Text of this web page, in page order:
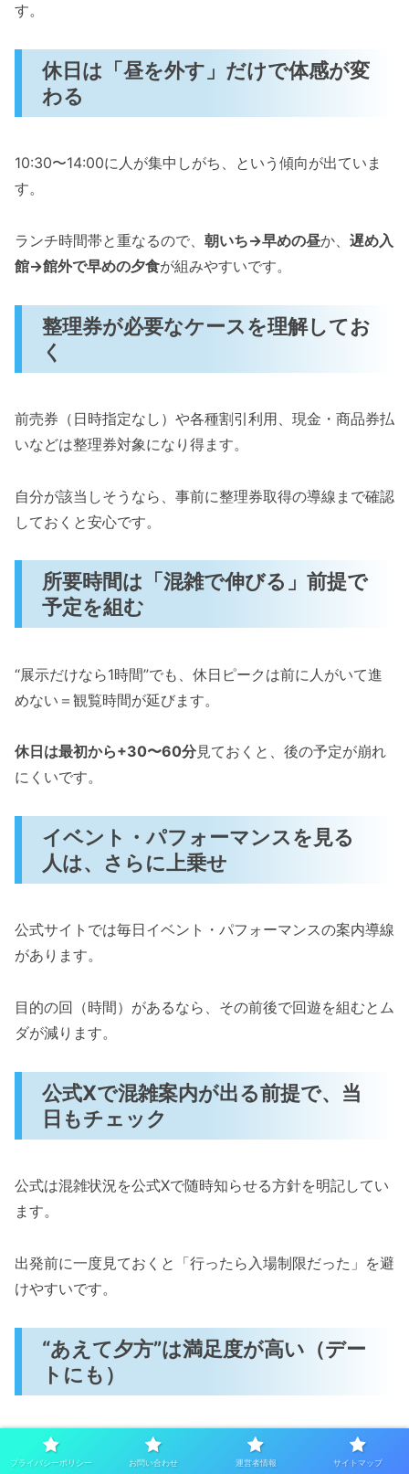
す。
休日は「昼を外す」だけで体感が変
わる
10:30〜14:00に人が集中しがち、という傾向が出ていま
す。
ランチ時間帯と重なるので、 朝いち→早めの昼か、 遅め入
館→館外で早めの夕食が組みやすいです。
整理券が必要なケースを理解してお
く
前売券（日時指定なし）や各種割引利用、現金・商品券払
いなどは整理券対象になり得ます。
自分が該当しそうなら、事前に整理券取得の導線まで確認
しておくと安心です。
所要時間は「混雑で伸びる」前提で
予定を組む
“展示だけなら1時間”でも、休日ピークは前に人がいて進
めない＝観覧時間が延びます。
休日は最初から+30〜60分見ておくと、後の予定が崩れ
にくいです。
イベント・パフォーマンスを見る
人は、さらに上乗せ
公式サイトでは毎日イベント・パフォーマンスの案内導線
があります。
目的の回（時間）があるなら、その前後で回遊を組むとム
ダが減ります。
公式Xで混雑案内が出る前提で、当
日もチェック
公式は混雑状況を公式Xで随時知らせる方針を明記してい
ます。
出発前に一度見ておくと「行ったら入場制限だった」を避
けやすいです。
“あえて夕方”は満足度が高い（デー
トにも）
レポでは夜の雰囲気が良い点も触れられています。
プライバシーポリシー お問い合わせ 運営者情報 サイトマップ